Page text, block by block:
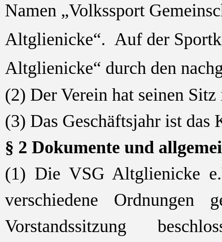
Namen „Volkssport
Altglienicke“. Auf der
Altglienicke“ durch den
(2) Der Verein hat seinen
(3) Das Geschäftsjahr ist das
§ 2 Dokumente und
(1) Die VSG Altglienicke
verschiedene Ordnungen
Vorstandssitzung